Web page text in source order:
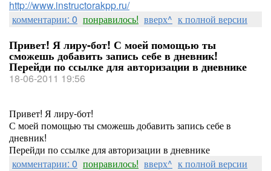
http://www.instructorakpp.ru/
комментарии: 0 понравилось! вверх^ к полной версии
Привет! Я лиру-бот! С моей помощью ты
сможешь добавить запись себе в дневник!
Перейди по ссылке для авторизации в дневнике
18-06-2011 19:56
Привет! Я лиру-бот!
С моей помощью ты сможешь добавить запись себе в
дневник!
Перейди по ссылке для авторизации в дневнике
комментарии: 0 понравилось! вверх^ к полной версии